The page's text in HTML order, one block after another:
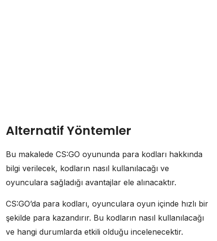
Alternatif Yöntemler
Bu makalede CS:GO oyununda para kodları hakkında
bilgi verilecek, kodların nasıl kullanılacağı ve
oyunculara sağladığı avantajlar ele alınacaktır.
CS:GO’da para kodları, oyunculara oyun içinde hızlı bir
şekilde para kazandırır. Bu kodların nasıl kullanılacağı
ve hangi durumlarda etkili olduğu incelenecektir.